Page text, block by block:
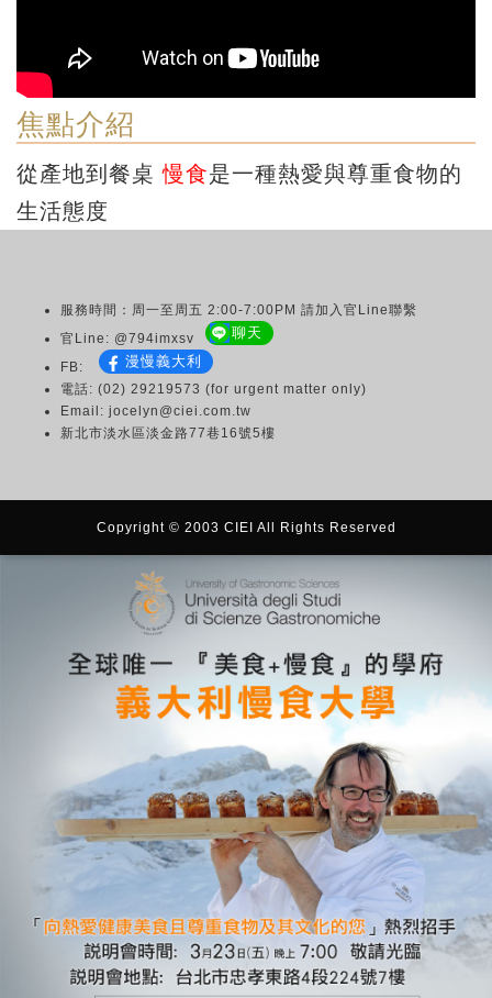
焦點介紹
從產地到餐桌慢食是一種熱愛與尊重食物的
生活態度
服務時間：周一至周五 2:00-7:00PM 請加入官Line聯繫
官Line: @794imxsv
聊天
FB: 漫慢義大利
電話: (02) 29219573 (for urgent matter only)
Email: jocelyn@ciei.com.tw
新北市淡水區淡金路77巷16號5樓
Copyright © 2003 CIEI All Rights Reserved